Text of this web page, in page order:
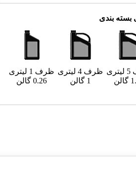
بسته بندی
ظرف 4 لیتری
1 گالن
ظرف 1 لیتری
0.26 گالن